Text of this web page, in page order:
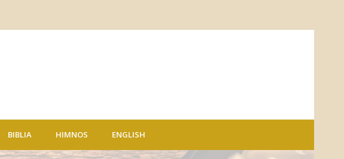
BIBLIA HIMNOS ENGLISH